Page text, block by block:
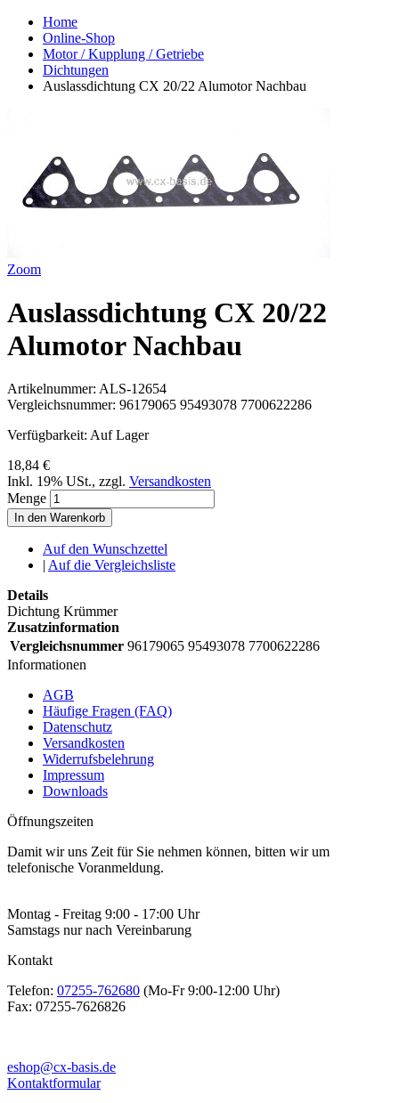
Home
Online-Shop
Motor / Kupplung / Getriebe
Dichtungen
Auslassdichtung CX 20/22 Alumotor Nachbau
Zoom
Auslassdichtung CX 20/22
Alumotor Nachbau
Artikelnummer: ALS-12654
Vergleichsnummer: 96179065 95493078 7700622286
Verfügbarkeit: Auf Lager
18,84 €
Inkl. 19% USt., zzgl. Versandkosten
Menge
In den Warenkorb
Auf den Wunschzettel
| Auf die Vergleichsliste
Details
Dichtung Krümmer
Zusatzinformation
Vergleichsnummer 96179065 95493078 7700622286
Informationen
AGB
Häufige Fragen (FAQ)
Datenschutz
Versandkosten
Widerrufsbelehrung
Impressum
Downloads
Öffnungszeiten
Damit wir uns Zeit für Sie nehmen können, bitten wir um
telefonische Voranmeldung.
Montag - Freitag 9:00 - 17:00 Uhr
Samstags nur nach Vereinbarung
Kontakt
Telefon: 07255-762680 (Mo-Fr 9:00-12:00 Uhr)
Fax: 07255-7626826
eshop@cx-basis.de
Kontaktformular